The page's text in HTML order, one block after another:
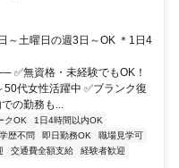
～土曜日の週3日～OK ＊1日4
無資格・未経験でもOK！
代女性活躍中 ✅ブランク復
の勤務も...
クOK
1日4時間以内OK
学歴不問 即日勤務OK
職場見学可
交通費全額支給
経験者歓迎